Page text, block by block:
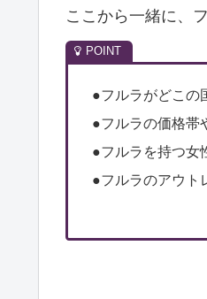
ここから一緒に、
●フルラがどこの
●フルラの価格帯
●フルラを持つ女
●フルラのアウト